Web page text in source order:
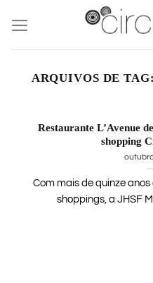
content
ARQUIVOS DE TAG:
Restaurante L’Avenue
shopping
Com mais de quinze
shoppings, a JHSF